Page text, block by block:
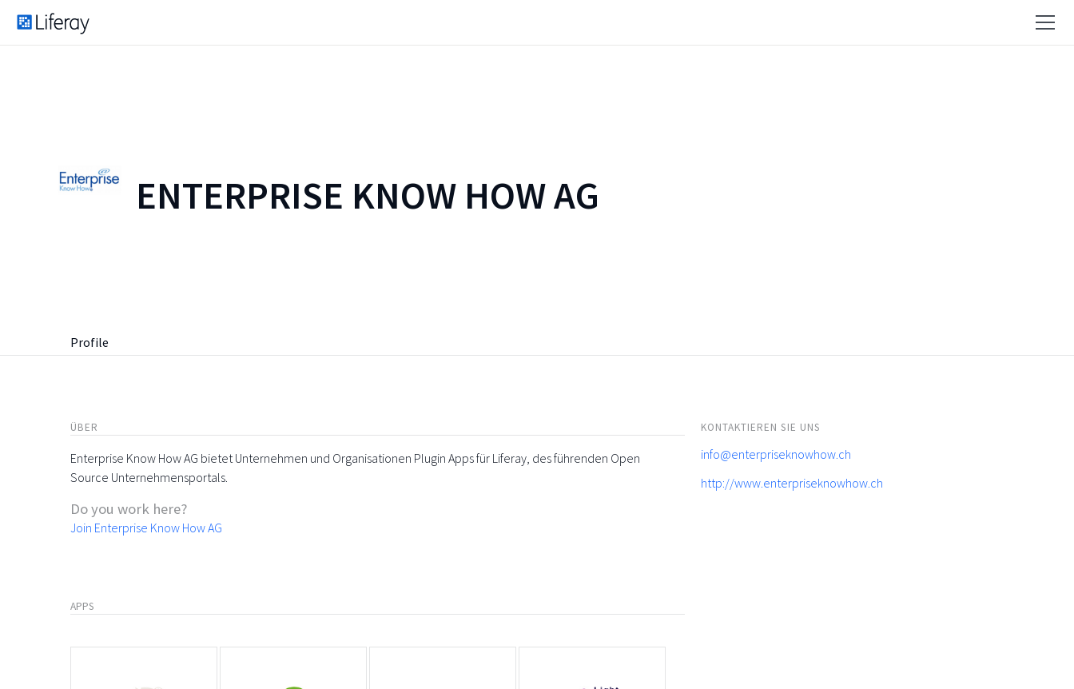
ENTERPRISE KNOW HOW AG
Profile
ÜBER
Enterprise Know How AG bietet Unternehmen und Organisationen Plugin Apps für Liferay, des führenden Open
Source Unternehmensportals.
Do you work here?
Join Enterprise Know How AG
APPS
KONTAKTIEREN SIE UNS
info@enterpriseknowhow.ch
http://www.enterpriseknowhow.ch